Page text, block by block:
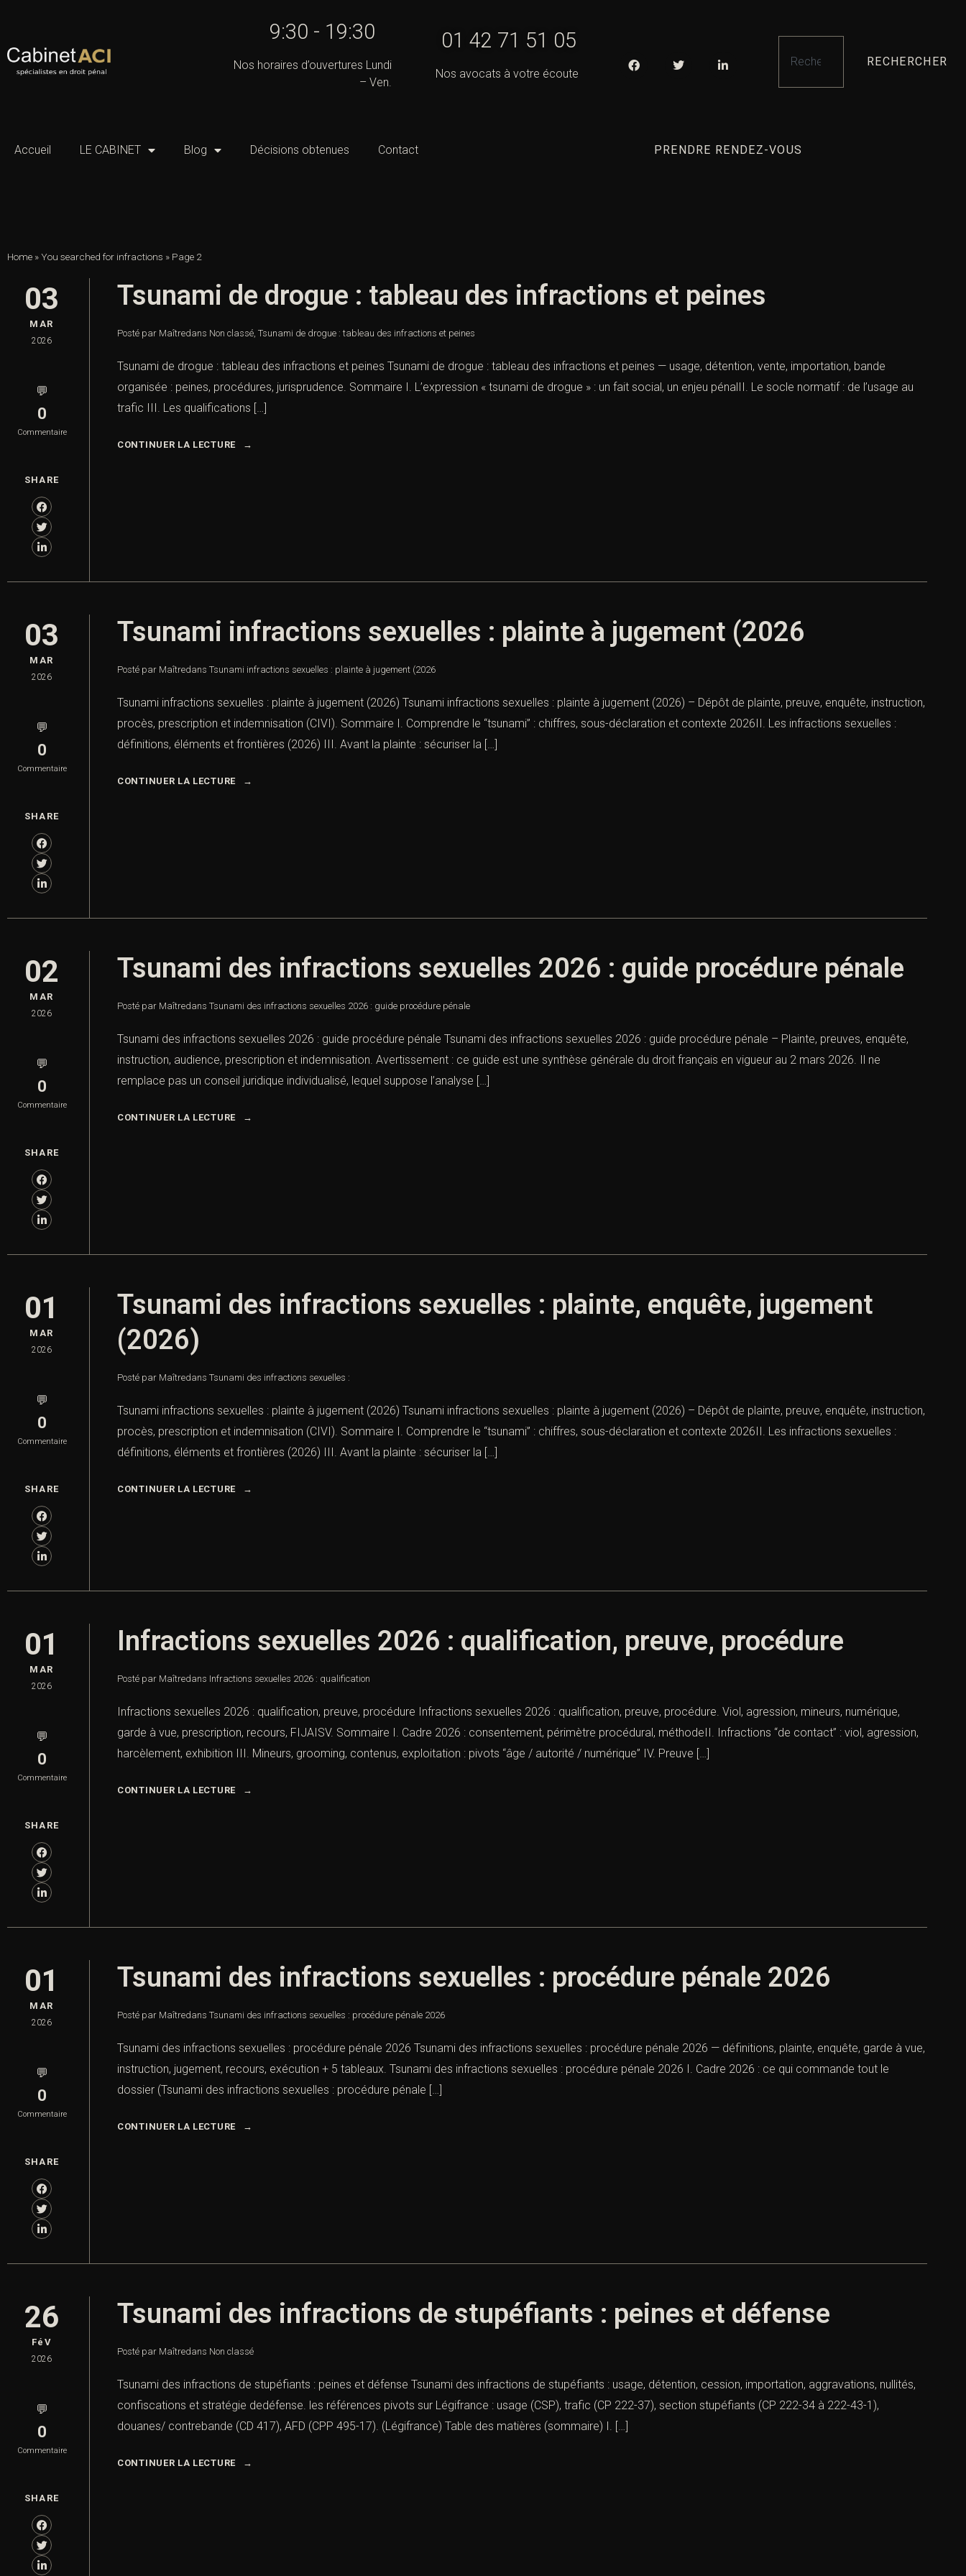
9:30 - 19:30
Nos horaires d’ouvertures Lundi
– Ven.
01 42 71 51 05
Nos avocats à votre écoute
RECHERCHER
Accueil LE CABINET Blog Décisions obtenues Contact PRENDRE RENDEZ-VOUS
Home »You searched for infractions » Page 2
03
MAR
2026
💬
0
Commentaire
SHARE
Tsunami de drogue : tableau des infractions et peines
Posté par Maîtredans Non classé, Tsunami de drogue : tableau des infractions et peines
Tsunami de drogue : tableau des infractions et peines Tsunami de drogue : tableau des infractions et peines — usage, détention, vente, importation, bande
organisée : peines, procédures, jurisprudence. Sommaire I. L’expression « tsunami de drogue » : un fait social, un enjeu pénalII. Le socle normatif : de l’usage au
trafic III. Les qualifications […]
CONTINUER LA LECTURE
03
MAR
2026
💬
0
Commentaire
SHARE
Tsunami infractions sexuelles : plainte à jugement (2026
Posté par Maîtredans Tsunami infractions sexuelles : plainte à jugement (2026
Tsunami infractions sexuelles : plainte à jugement (2026) Tsunami infractions sexuelles : plainte à jugement (2026) – Dépôt de plainte, preuve, enquête, instruction,
procès, prescription et indemnisation (CIVI). Sommaire I. Comprendre le “tsunami” : chiffres, sous-déclaration et contexte 2026II. Les infractions sexuelles :
définitions, éléments et frontières (2026) III. Avant la plainte : sécuriser la […]
CONTINUER LA LECTURE
02
MAR
2026
💬
0
Commentaire
SHARE
Tsunami des infractions sexuelles 2026 : guide procédure pénale
Posté par Maîtredans Tsunami des infractions sexuelles 2026 : guide procédure pénale
Tsunami des infractions sexuelles 2026 : guide procédure pénale Tsunami des infractions sexuelles 2026 : guide procédure pénale – Plainte, preuves, enquête,
instruction, audience, prescription et indemnisation. Avertissement : ce guide est une synthèse générale du droit français en vigueur au 2 mars 2026. Il ne
remplace pas un conseil juridique individualisé, lequel suppose l’analyse […]
CONTINUER LA LECTURE
01
MAR
2026
💬
0
Commentaire
SHARE
Tsunami des infractions sexuelles : plainte, enquête, jugement
(2026)
Posté par Maîtredans Tsunami des infractions sexuelles :
Tsunami infractions sexuelles : plainte à jugement (2026) Tsunami infractions sexuelles : plainte à jugement (2026) – Dépôt de plainte, preuve, enquête, instruction,
procès, prescription et indemnisation (CIVI). Sommaire I. Comprendre le “tsunami” : chiffres, sous-déclaration et contexte 2026II. Les infractions sexuelles :
définitions, éléments et frontières (2026) III. Avant la plainte : sécuriser la […]
CONTINUER LA LECTURE
01
MAR
2026
💬
0
Commentaire
SHARE
Infractions sexuelles 2026 : qualification, preuve, procédure
Posté par Maîtredans Infractions sexuelles 2026 : qualification
Infractions sexuelles 2026 : qualification, preuve, procédure Infractions sexuelles 2026 : qualification, preuve, procédure. Viol, agression, mineurs, numérique,
garde à vue, prescription, recours, FIJAISV. Sommaire I. Cadre 2026 : consentement, périmètre procédural, méthodeII. Infractions “de contact” : viol, agression,
harcèlement, exhibition III. Mineurs, grooming, contenus, exploitation : pivots “âge / autorité / numérique” IV. Preuve […]
CONTINUER LA LECTURE
01
MAR
2026
💬
0
Commentaire
SHARE
Tsunami des infractions sexuelles : procédure pénale 2026
Posté par Maîtredans Tsunami des infractions sexuelles : procédure pénale 2026
Tsunami des infractions sexuelles : procédure pénale 2026 Tsunami des infractions sexuelles : procédure pénale 2026 — définitions, plainte, enquête, garde à vue,
instruction, jugement, recours, exécution + 5 tableaux. Tsunami des infractions sexuelles : procédure pénale 2026 I. Cadre 2026 : ce qui commande tout le
dossier (Tsunami des infractions sexuelles : procédure pénale […]
CONTINUER LA LECTURE
26
FéV
2026
💬
0
Commentaire
SHARE
Tsunami des infractions de stupéfiants : peines et défense
Posté par Maîtredans Non classé
Tsunami des infractions de stupéfiants : peines et défense Tsunami des infractions de stupéfiants : usage, détention, cession, importation, aggravations, nullités,
confiscations et stratégie dedéfense. les références pivots sur Légifrance : usage (CSP), trafic (CP 222-37), section stupéfiants (CP 222-34 à 222-43-1),
douanes/ contrebande (CD 417), AFD (CPP 495-17). (Légifrance) Table des matières (sommaire) I. […]
CONTINUER LA LECTURE